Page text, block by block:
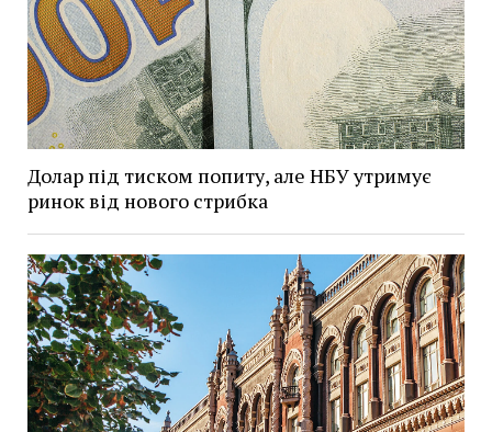
Долар під тиском попиту, але НБУ утримує
ринок від нового стрибка